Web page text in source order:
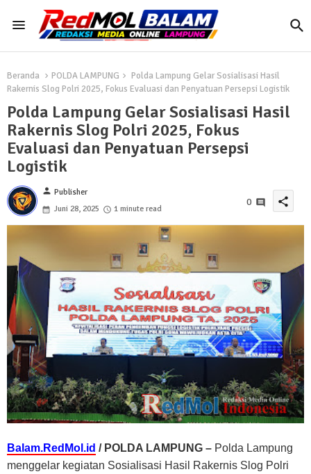
Beranda POLDA LAMPUNG
Polda Lampung Gelar Sosialisasi Hasil
Rakernis Slog Polri 2025, Fokus Evaluasi dan Penyatuan Persepsi Logistik
Polda Lampung Gelar Sosialisasi Hasil
Rakernis Slog Polri 2025, Fokus
Evaluasi dan Penyatuan Persepsi
Logistik
person Publisher
Juni 28, 2025
1 minute read
0 share
Balam.RedMol.id / POLDA LAMPUNG – Polda Lampung
menggelar kegiatan Sosialisasi Hasil Rakernis Slog Polri